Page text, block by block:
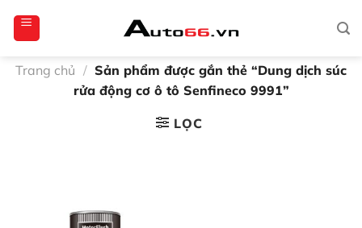
qua
dungTrang chủ / Sản phẩm được gắn thẻ “Dung dịch súc
rửa động cơ ô tô Senfineco 9991”
LỌC